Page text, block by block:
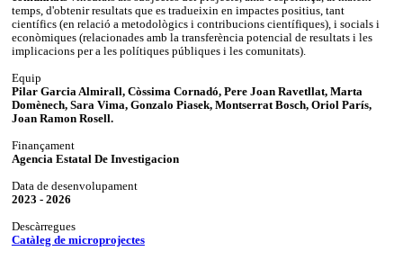
temps, d'obtenir resultats que es tradueixin en impactes positius, tant
científics (en relació a metodològics i contribucions científiques), i socials i
econòmiques (relacionades amb la transferència potencial de resultats i les
implicacions per a les polítiques públiques i les comunitats).
Equip
Pilar Garcia Almirall, Còssima Cornadó, Pere Joan Ravetllat, Marta
Domènech, Sara Vima, Gonzalo Piasek, Montserrat Bosch, Oriol París,
Joan Ramon Rosell.
Finançament
Agencia Estatal De Investigacion
Data de desenvolupament
2023 - 2026
Descàrregues
Catàleg de microprojectes